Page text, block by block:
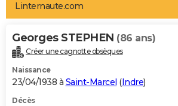
Art de vivre
Bien-être
Loisirs
Mode
Modes de vie
Alimentation
Guide de la santé
Maladies
Médicaments
Sommeil
VOYAGE
Destinations
City break
Voyage nature
Voyage de noces
Forum
Climat
+PHOTO
GUIDES D'ACHAT
Linternaute.com
Georges STEPHEN (86 ans)
Créer une cagnotte obsèques
Naissance
23/04/1938 à Saint-Marcel (Indre)
Décès